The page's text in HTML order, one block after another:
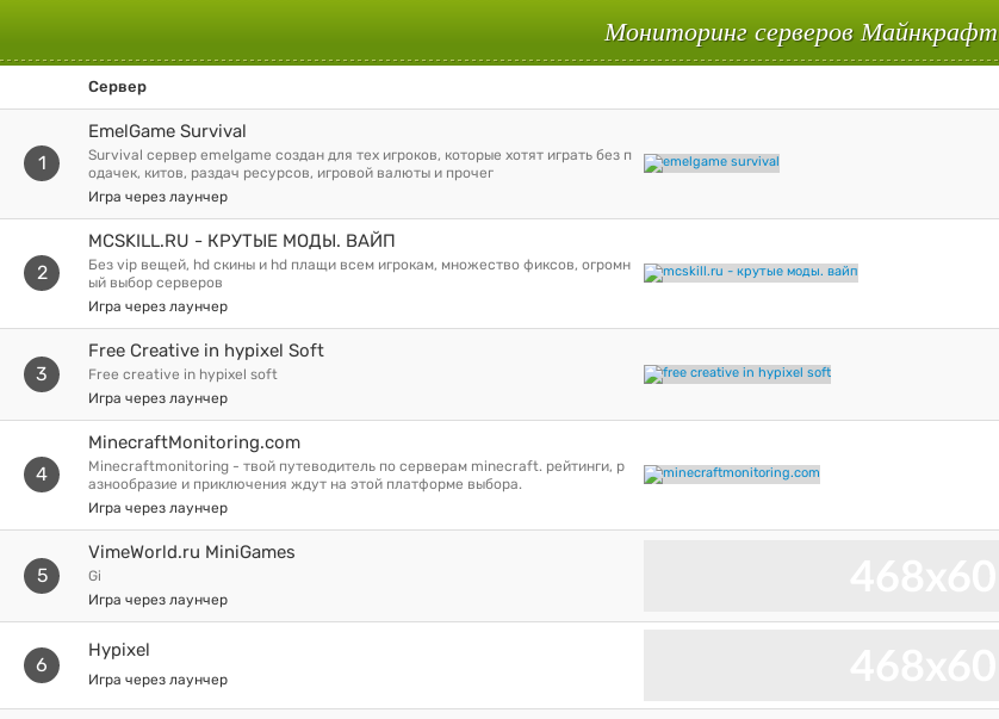
Мониторинг серверов Майнкрафт
Сервер
1
EmelGame Survival
survival сервер emelgame создан для тех игроков, которые хотят играть без п
одачек, китов, раздач ресурсов, игровой валюты и прочег
Игра через лаунчер
2
MCSKILL.RU - КРУТЫЕ МОДЫ. ВАЙП
без vip вещей, hd скины и hd плащи всем игрокам, множество фиксов, огромн
ый выбор серверов
Игра через лаунчер
3
Free Creative in hypixel Soft
free creative in hypixel soft
Игра через лаунчер
4
MinecraftMonitoring.com
minecraftmonitoring - твой путеводитель по серверам minecraft. рейтинги, р
азнообразие и приключения ждут на этой платформе выбора.
Игра через лаунчер
5
VimeWorld.ru MiniGames
gi
Игра через лаунчер
6
Hypixel
Игра через лаунчер